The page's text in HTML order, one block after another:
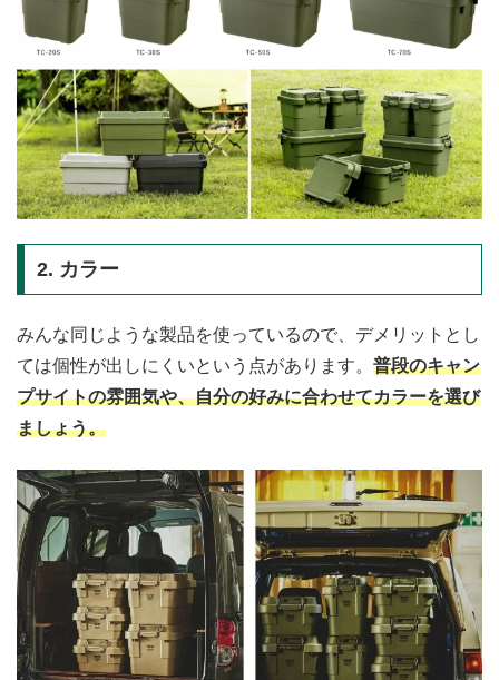
2. カラー
みんな同じような製品を使っているので、デメリットとし
ては個性が出しにくいという点があります。 普段のキャン
プサイトの雰囲気や、自分の好みに合わせてカラーを選び
ましょう。